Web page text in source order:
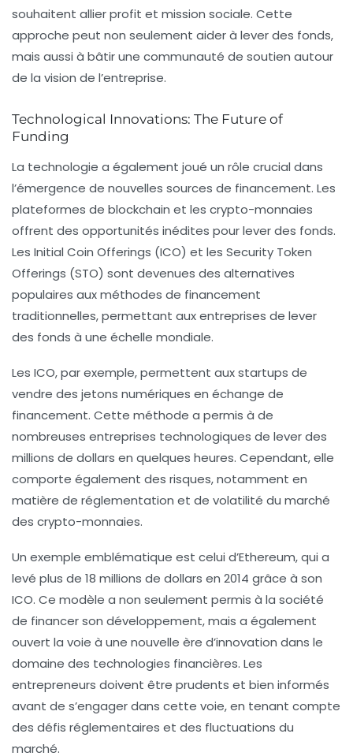
souhaitent allier profit et mission sociale. Cette
approche peut non seulement aider à lever des fonds,
mais aussi à bâtir une communauté de soutien autour
de la vision de l’entreprise.
Technological Innovations: The Future of
Funding
La technologie a également joué un rôle crucial dans
l’émergence de nouvelles sources de financement. Les
plateformes de blockchain et les crypto-monnaies
offrent des opportunités inédites pour lever des fonds.
Les Initial Coin Offerings (ICO) et les Security Token
Offerings (STO) sont devenues des alternatives
populaires aux méthodes de financement
traditionnelles, permettant aux entreprises de lever
des fonds à une échelle mondiale.
Les ICO, par exemple, permettent aux startups de
vendre des jetons numériques en échange de
financement. Cette méthode a permis à de
nombreuses entreprises technologiques de lever des
millions de dollars en quelques heures. Cependant, elle
comporte également des risques, notamment en
matière de réglementation et de volatilité du marché
des crypto-monnaies.
Un exemple emblématique est celui d’Ethereum, qui a
levé plus de 18 millions de dollars en 2014 grâce à son
ICO. Ce modèle a non seulement permis à la société
de financer son développement, mais a également
ouvert la voie à une nouvelle ère d’innovation dans le
domaine des technologies financières. Les
entrepreneurs doivent être prudents et bien informés
avant de s’engager dans cette voie, en tenant compte
des défis réglementaires et des fluctuations du
marché.